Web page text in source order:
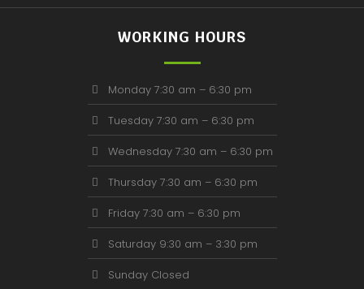
WORKING HOURS
Monday 7:30 am – 6:30 pm
Tuesday 7:30 am – 6:30 pm
Wednesday 7:30 am – 6:30 pm
Thursday 7:30 am – 6:30 pm
Friday 7:30 am – 6:30 pm
Saturday 9:30 am – 3:30 pm
Sunday Closed